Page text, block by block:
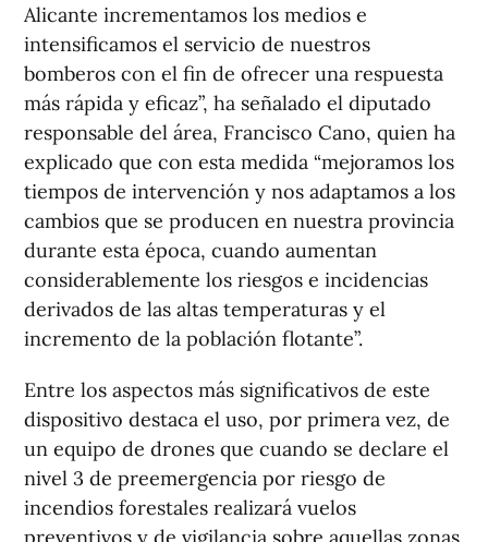
Alicante incrementamos los medios e
intensificamos el servicio de nuestros
bomberos con el fin de ofrecer una respuesta
más rápida y eficaz”, ha señalado el diputado
responsable del área, Francisco Cano, quien ha
explicado que con esta medida “mejoramos los
tiempos de intervención y nos adaptamos a los
cambios que se producen en nuestra provincia
durante esta época, cuando aumentan
considerablemente los riesgos e incidencias
derivados de las altas temperaturas y el
incremento de la población flotante”.
Entre los aspectos más significativos de este
dispositivo destaca el uso, por primera vez, de
un equipo de drones que cuando se declare el
nivel 3 de preemergencia por riesgo de
incendios forestales realizará vuelos